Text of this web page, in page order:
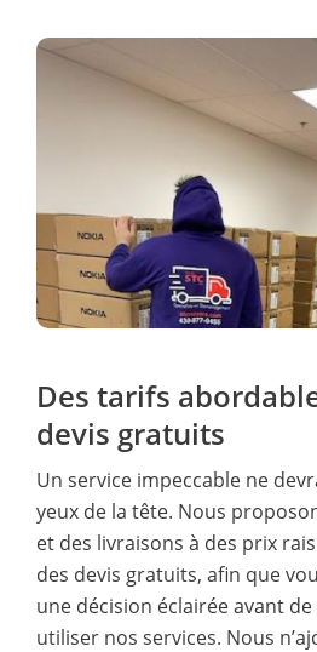
Des tarifs
devis gratuits
Un service impeccable ne
yeux de la tête. Nous
et des livraisons à des prix
des devis gratuits, afin que
une décision éclairée avant
utiliser nos services. Nous